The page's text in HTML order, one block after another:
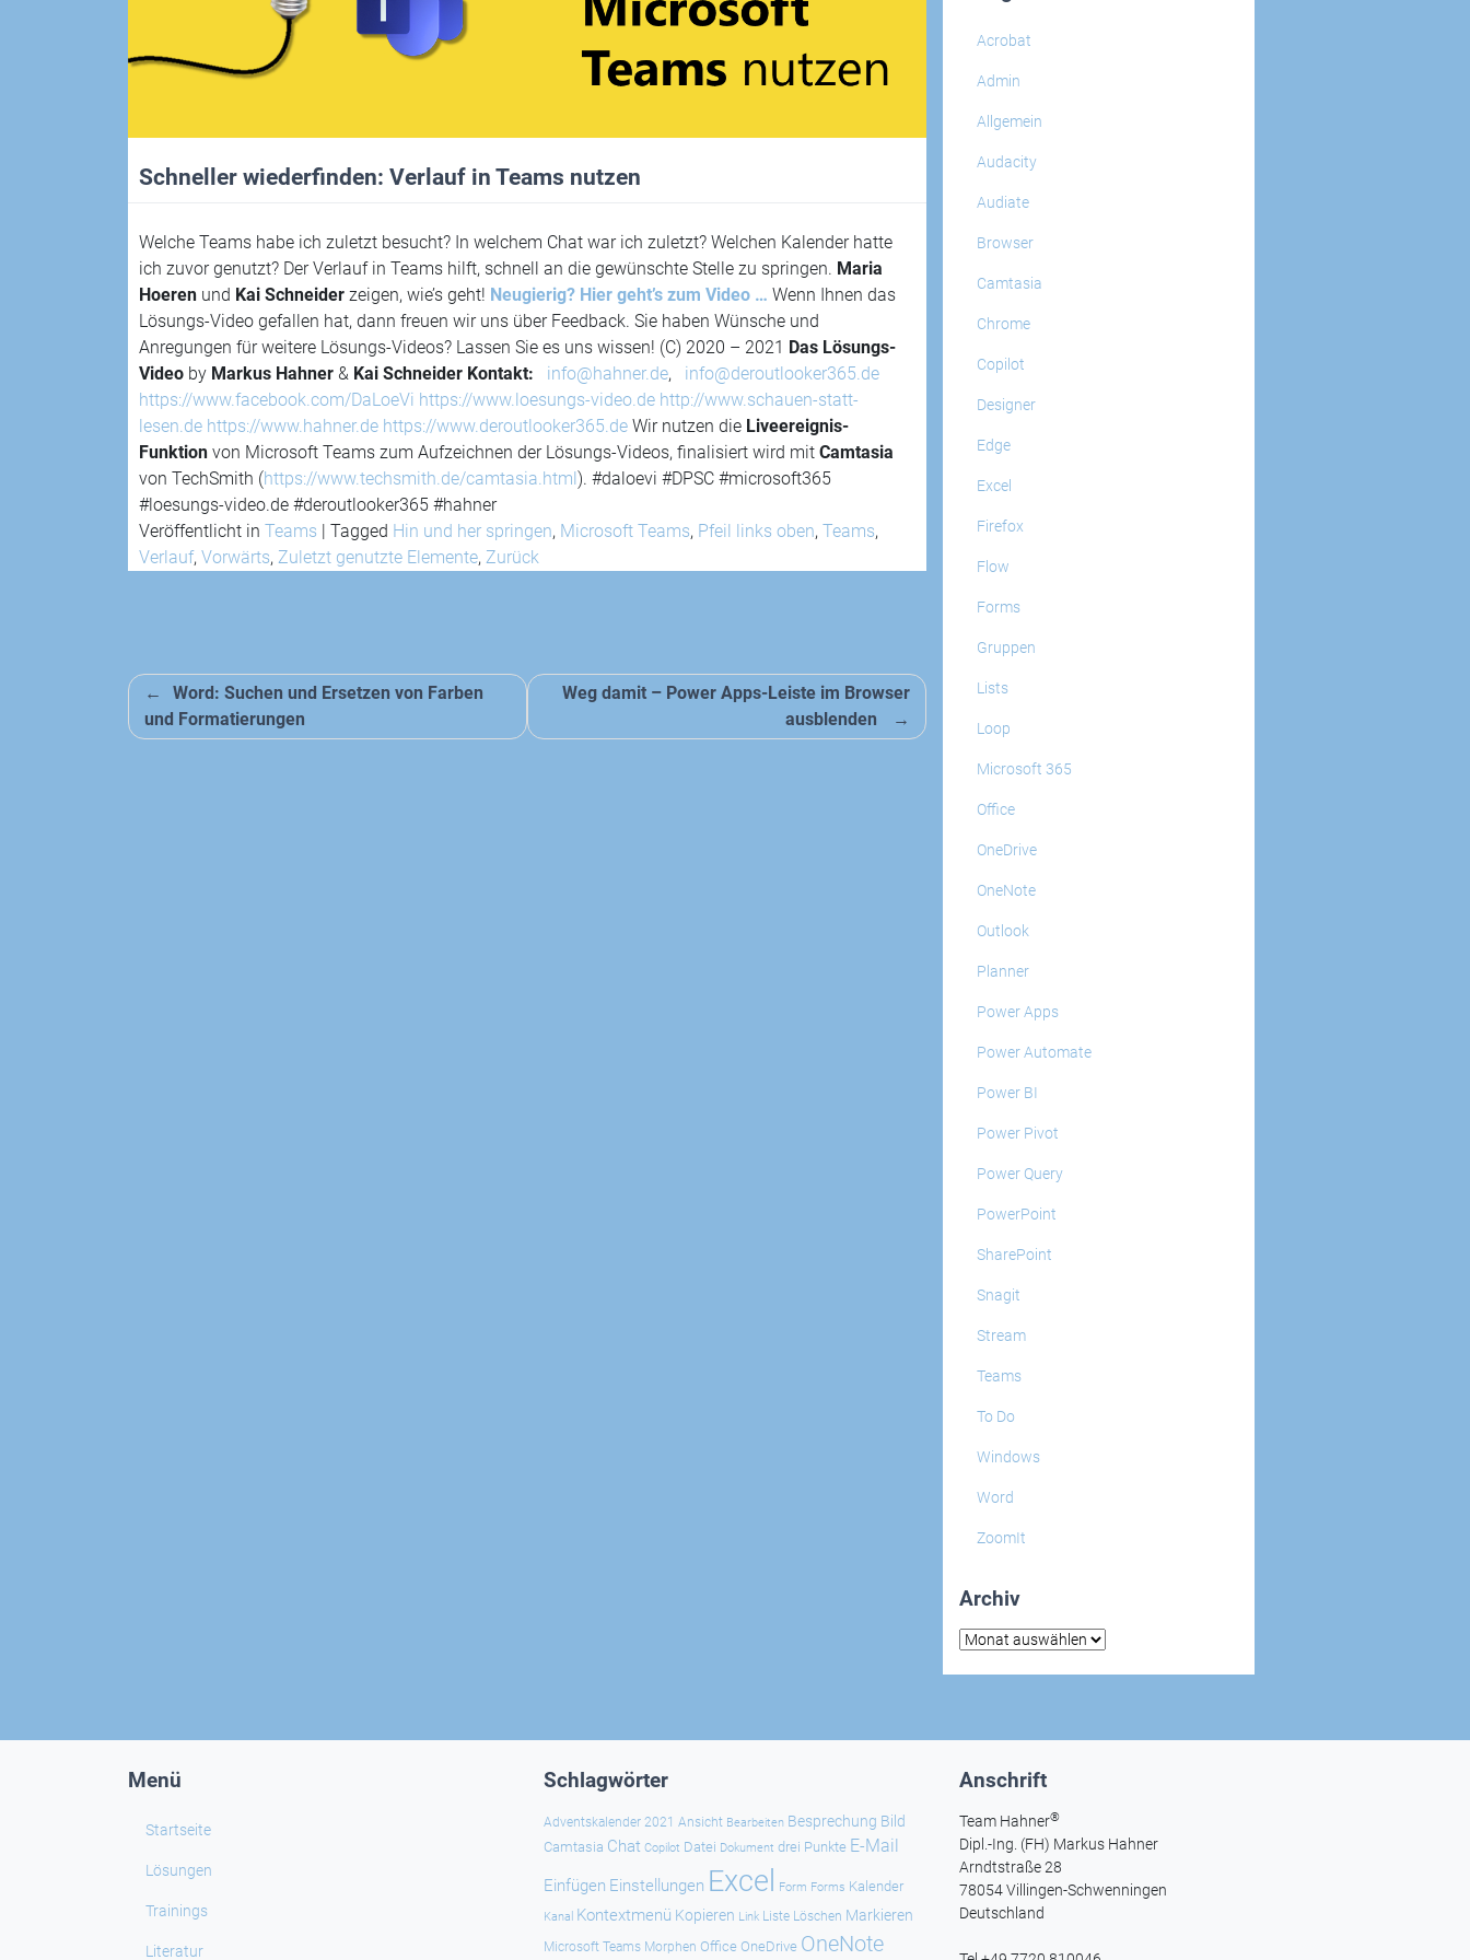
Schneller wiederfinden: Verlauf in Teams nutzen
Welche Teams habe ich zuletzt besucht? In welchem Chat war ich zuletzt? Welchen Kalender hatte
ich zuvor genutzt? Der Verlauf in Teams hilft, schnell an die gewünschte Stelle zu springen. Maria
Hoeren und Kai Schneider zeigen, wie’s geht! Neugierig? Hier geht’s zum Video … Wenn Ihnen das
Lösungs-Video gefallen hat, dann freuen wir uns über Feedback. Sie haben Wünsche und
Anregungen für weitere Lösungs-Videos? Lassen Sie es uns wissen! (C) 2020 – 2021 Das Lösungs-
Video by Markus Hahner & Kai Schneider Kontakt: info@hahner.de, info@deroutlooker365.de
https://www.facebook.com/DaLoeVi https://www.loesungs-video.de http://www.schauen-statt-
lesen.de https://www.hahner.de https://www.deroutlooker365.de Wir nutzen die Liveereignis-
Funktion von Microsoft Teams zum Aufzeichnen der Lösungs-Videos, finalisiert wird mit Camtasia
von TechSmith (https://www.techsmith.de/camtasia.html ). #daloevi #DPSC #microsoft365
#loesungs-video.de #deroutlooker365 #hahner
Veröffentlicht in Teams Tagged Hin und her springen, Microsoft Teams, Pfeil links oben, Teams,
Verlauf, Vorwärts, Zuletzt genutzte Elemente, Zurück
Beitragsnavigation
Word: Suchen und Ersetzen von Farben
und Formatierungen
Weg damit – Power Apps-Leiste im Browser
ausblenden
Acrobat
Admin
Allgemein
Audacity
Audiate
Browser
Camtasia
Chrome
Copilot
Designer
Edge
Excel
Firefox
Flow
Forms
Gruppen
Lists
Loop
Microsoft 365
Office
OneDrive
OneNote
Outlook
Planner
Power Apps
Power Automate
Power BI
Power Pivot
Power Query
PowerPoint
SharePoint
Snagit
Stream
Teams
To Do
Windows
Word
ZoomIt
Archiv
Archiv
Menü
Startseite
Lösungen
Trainings
Literatur
Schlagwörter
Adventskalender 2021 Ansicht Bearbeiten Besprechung Bild
Camtasia Chat Copilot Datei Dokument drei Punkte E-Mail
Einfügen Einstellungen Excel Form Forms Kalender
Kanal Kontextmenü Kopieren Link Liste Löschen Markieren
Microsoft Teams Morphen Office OneDrive OneNote
Anschrift
Team Hahner®
Dipl.-Ing. (FH) Markus Hahner
Arndtstraße 28
78054 Villingen-Schwenningen
Deutschland